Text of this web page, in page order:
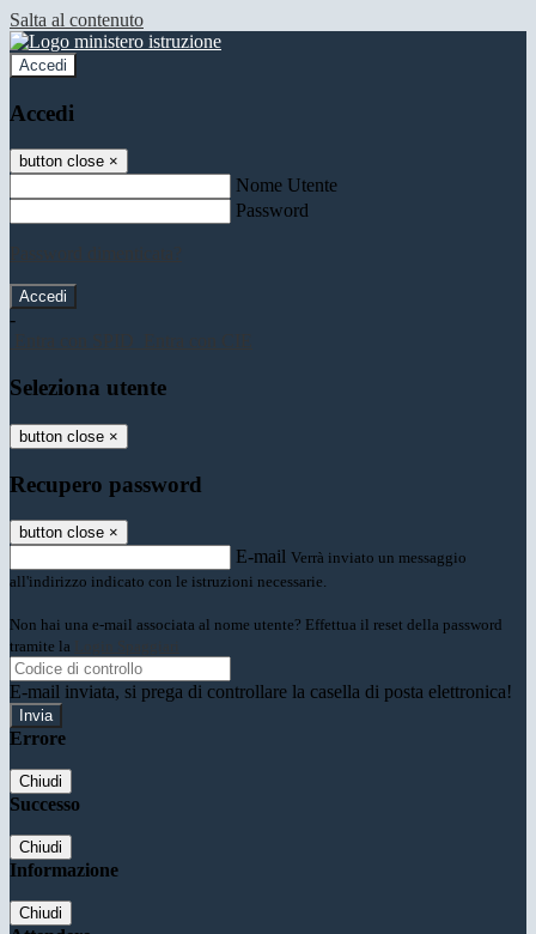
Salta al contenuto
Accedi
Accedi
button close ×
Nome Utente
Password
-
Seleziona utente
button close ×
Recupero password
button close ×
E-mail Verrà inviato un messaggio
all'indirizzo indicato con le istruzioni necessarie.
Non hai una e-mail associata al nome utente? Effettua il reset della password
tramite la
E-mail inviata, si prega di controllare la casella di posta elettronica!
Errore
Chiudi
Successo
Chiudi
Informazione
Chiudi